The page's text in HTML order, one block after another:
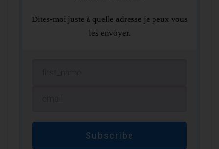
Dites-moi juste à quelle adresse je peux vous
les envoyer.
Subscribe